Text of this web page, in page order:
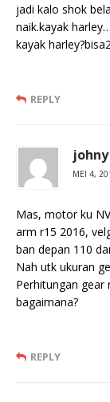
jadi kalo shok
naik.kayak
kayak
REPLY
johny
MEI 4,
Mas, motor ku
arm r15 2016,
ban depan 110
Nah utk ukuran
Perhitungan gear
bagaimana?
REPLY